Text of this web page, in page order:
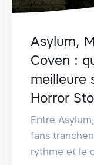
Asylum,
Coven :
meilleure
Horror
Entre
fans
rythme et le